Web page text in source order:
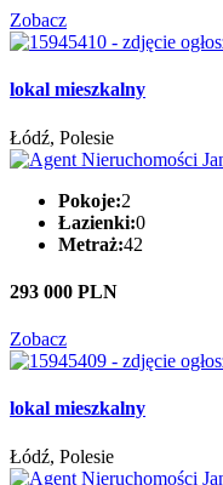
Zobacz
lokal mieszkalny
Łódź, Polesie
Pokoje:2
Łazienki:0
Metraż:42
293 000 PLN
Zobacz
lokal mieszkalny
Łódź, Polesie